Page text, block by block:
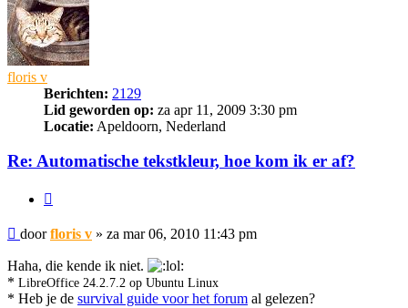
floris v
Berichten: 2129
Lid geworden op: za apr 11, 2009 3:30 pm
Locatie: Apeldoorn, Nederland
Re: Automatische tekstkleur, hoe kom ik er af?
Bericht
doorfloris v » za mar 06, 2010 11:43 pm
Haha, die kende ik niet.
* LibreOffice 24.2.7.2 op Ubuntu Linux
* Heb je de survival guide voor het forum al gelezen?